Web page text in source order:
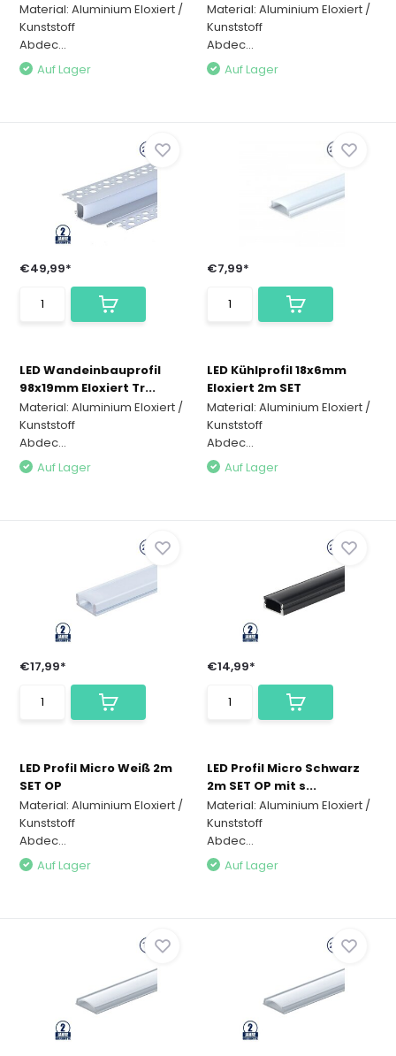
Material: Aluminium Eloxiert /
Kunststoff
Abdec...
Auf Lager
Material: Aluminium Eloxiert /
Kunststoff
Abdec...
Auf Lager
€49,99*
LED Wandeinbauprofil
98x19mm Eloxiert Tr...
Material: Aluminium Eloxiert /
Kunststoff
Abdec...
Auf Lager
€7,99*
LED Kühlprofil 18x6mm
Eloxiert 2m SET
Material: Aluminium Eloxiert /
Kunststoff
Abdec...
Auf Lager
€17,99*
LED Profil Micro Weiß 2m
SET OP
Material: Aluminium Eloxiert /
Kunststoff
Abdec...
Auf Lager
€14,99*
LED Profil Micro Schwarz
2m SET OP mit s...
Material: Aluminium Eloxiert /
Kunststoff
Abdec...
Auf Lager